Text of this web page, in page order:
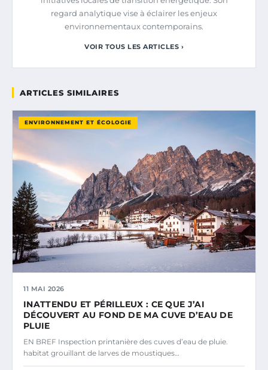
regard analytique vise à éclairer les enjeux
environnementaux contemporains.
VOIR TOUS LES ARTICLES ›
ARTICLES SIMILAIRES
ENVIRONNEMENT ET ÉCOLOGIE
11 MAI 2026
INATTENDU ET PÉRILLEUX : CE QUE J’AI
DÉCOUVERT AU FOND DE MA CUVE D’EAU DE
PLUIE
EN BREF Inspection printanière des cuves d’eau de pluie.
habitat grouillant de larves de moustiques…